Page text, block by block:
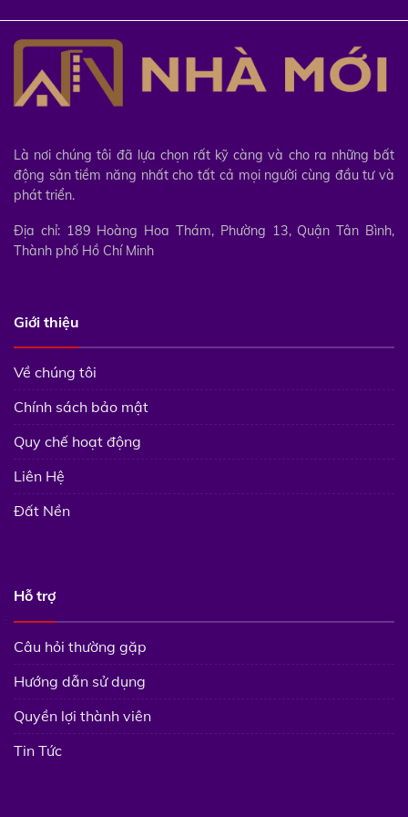
Là nơi chúng tôi đã lựa chọn rất kỹ càng và cho ra những bất
động sản tiềm năng nhất cho tất cả mọi người cùng đầu tư và
phát triển.
Địa chỉ: 189 Hoàng Hoa Thám, Phường 13, Quận Tân Bình,
Thành phố Hồ Chí Minh
Giới thiệu
Về chúng tôi
Chính sách bảo mật
Quy chế hoạt động
Liên Hệ
Đất Nền
Hỗ trợ
Câu hỏi thường gặp
Hướng dẫn sử dụng
Quyền lợi thành viên
Tin Tức